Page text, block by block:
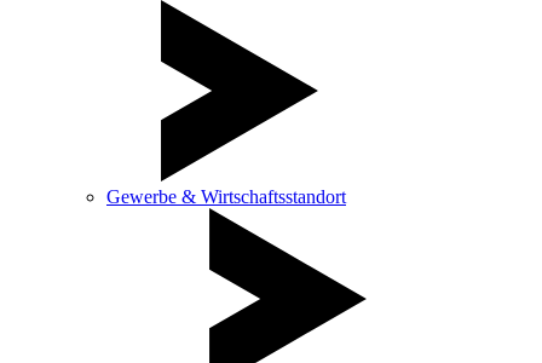
Gewerbe & Wirtschaftsstandort